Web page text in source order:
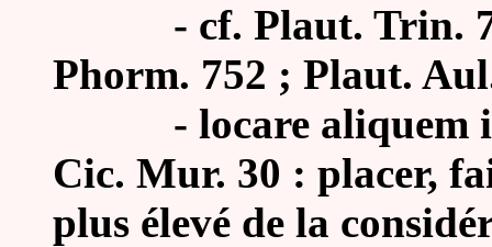
- cf. Plaut. Trin.
Phorm. 752 ; Plaut.
- locare aliquem
Cic. Mur. 30 : placer,
plus élevé de la